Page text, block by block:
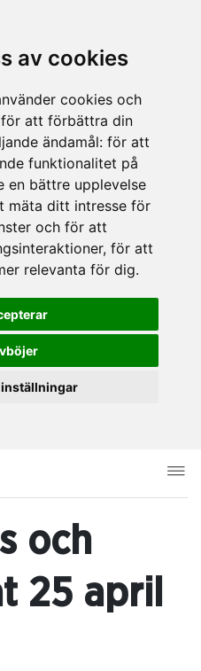
av cookies
cookies och
för att förbättra din
ändamål: för att
funktionalitet på
en bättre upplevelse
mäta ditt intresse för
och för att
, för att
relevanta för dig.
och
25 april